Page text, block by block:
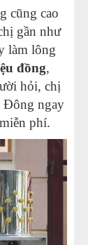
cũng cao
gần như
làm lông
đồng,
hỏi, chị
Đông ngay
phí.